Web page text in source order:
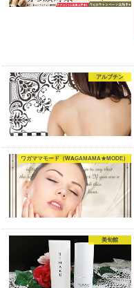
アルブチン
ワガママモード（WAGAMAMA★MODE）
美旬館